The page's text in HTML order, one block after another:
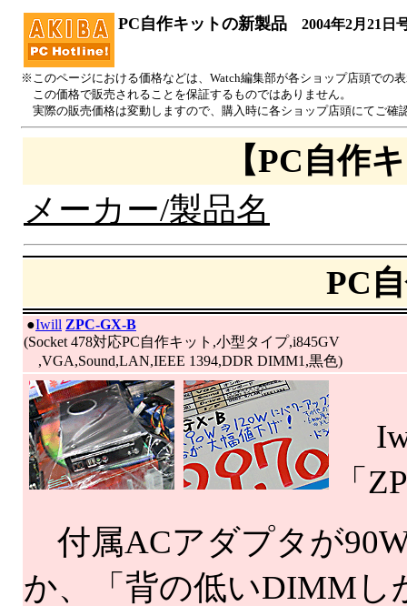
PC自作キットの新製品 2004年2月21日
※このページにおける価格などは、Watch編集部が各ショップ店頭での
この価格で販売されることを保証するものではありません。
実際の販売価格は変動しますので、購入時に各ショップ店頭にてご確
【PC自作
メーカー/製品名
PC
●Iwill ZPC-GX-B
(Socket 478対応PC自作キット,小型タイプ,i845GV
,VGA,Sound,LAN,IEEE 1394,DDR DIMM1,黒色)
「
付属ACアダプタが
か、「背の低いDIMMし